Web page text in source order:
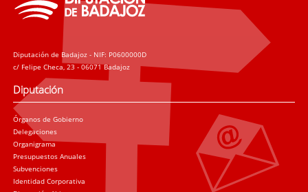
Diputación de Badajoz - NIF: P0600000D
c/ Felipe Checa, 23 - 06071 Badajoz
Diputación
Órganos de Gobierno
Delegaciones
Organigrama
Presupuestos Anuales
Subvenciones
Identidad Corporativa